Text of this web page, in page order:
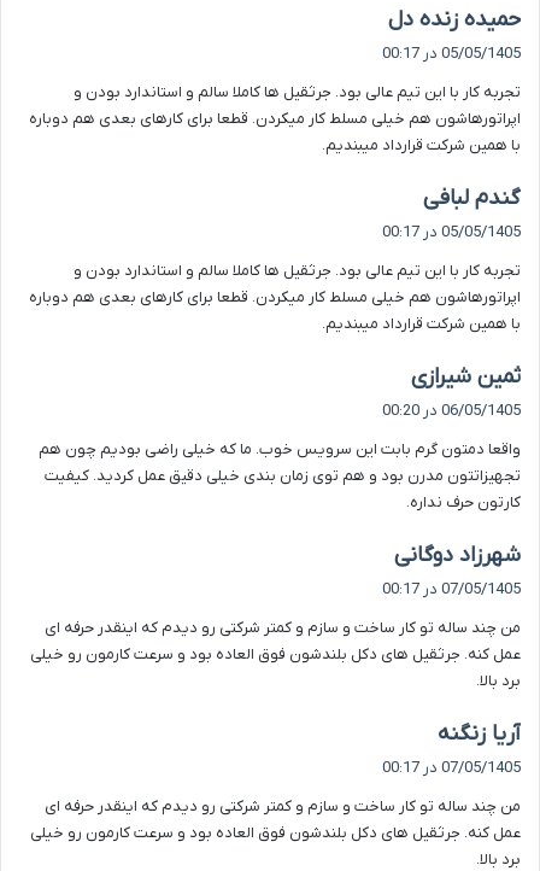
حمیده زنده دل
ف
:
05/05/1405 در 00:17
تجربه کار با این تیم عالی بود. جرثقیل ها کاملا سالم و استاندارد بودن و
اپراتورهاشون هم خیلی مسلط کار میکردن. قطعا برای کارهای بعدی هم دوباره
با همین شرکت قرارداد میبندیم.
گندم لبافی
ف
05/05/1405 در 00:17
تجربه کار با این تیم عالی بود. جرثقیل ها کاملا سالم و استاندارد بودن و
اپراتورهاشون هم خیلی مسلط کار میکردن. قطعا برای کارهای بعدی هم دوباره
با همین شرکت قرارداد میبندیم.
ثمین شیرازی
ف
:
06/05/1405 در 00:20
واقعا دمتون گرم بابت این سرویس خوب. ما که خیلی راضی بودیم چون هم
تجهیزاتتون مدرن بود و هم توی زمان بندی خیلی دقیق عمل کردید. کیفیت
کارتون حرف نداره.
شهرزاد دوگانی
ف
:
07/05/1405 در 00:17
من چند ساله تو کار ساخت و سازم و کمتر شرکتی رو دیدم که اینقدر حرفه ای
عمل کنه. جرثقیل های دکل بلندشون فوق العاده بود و سرعت کارمون رو خیلی
برد بالا.
آریا زنگنه
07/05/1405 در 00:17
من چند ساله تو کار ساخت و سازم و کمتر شرکتی رو دیدم که اینقدر حرفه ای
عمل کنه. جرثقیل های دکل بلندشون فوق العاده بود و سرعت کارمون رو خیلی
برد بالا.